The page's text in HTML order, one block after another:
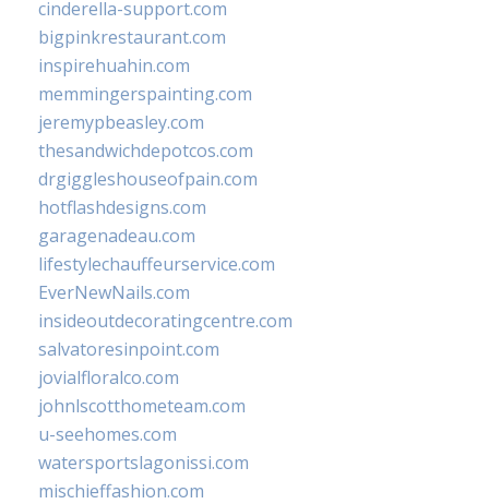
cinderella-support.com
bigpinkrestaurant.com
inspirehuahin.com
memmingerspainting.com
jeremypbeasley.com
thesandwichdepotcos.com
drgiggleshouseofpain.com
hotflashdesigns.com
garagenadeau.com
lifestylechauffeurservice.com
EverNewNails.com
insideoutdecoratingcentre.com
salvatoresinpoint.com
jovialfloralco.com
johnlscotthometeam.com
u-seehomes.com
watersportslagonissi.com
mischieffashion.com